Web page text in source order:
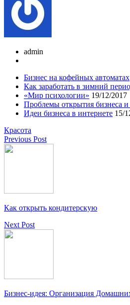
admin
Бизнес на кофейных автоматах
Как заработать в зимний
«Мир психологии» 19/12/2017
Проблемы открытия бизнеса
Идеи бизнеса в интернете 15/
Красота
Previous Post
Как открыть кондитерскую
Next Post
Бизнес-идея: Организация